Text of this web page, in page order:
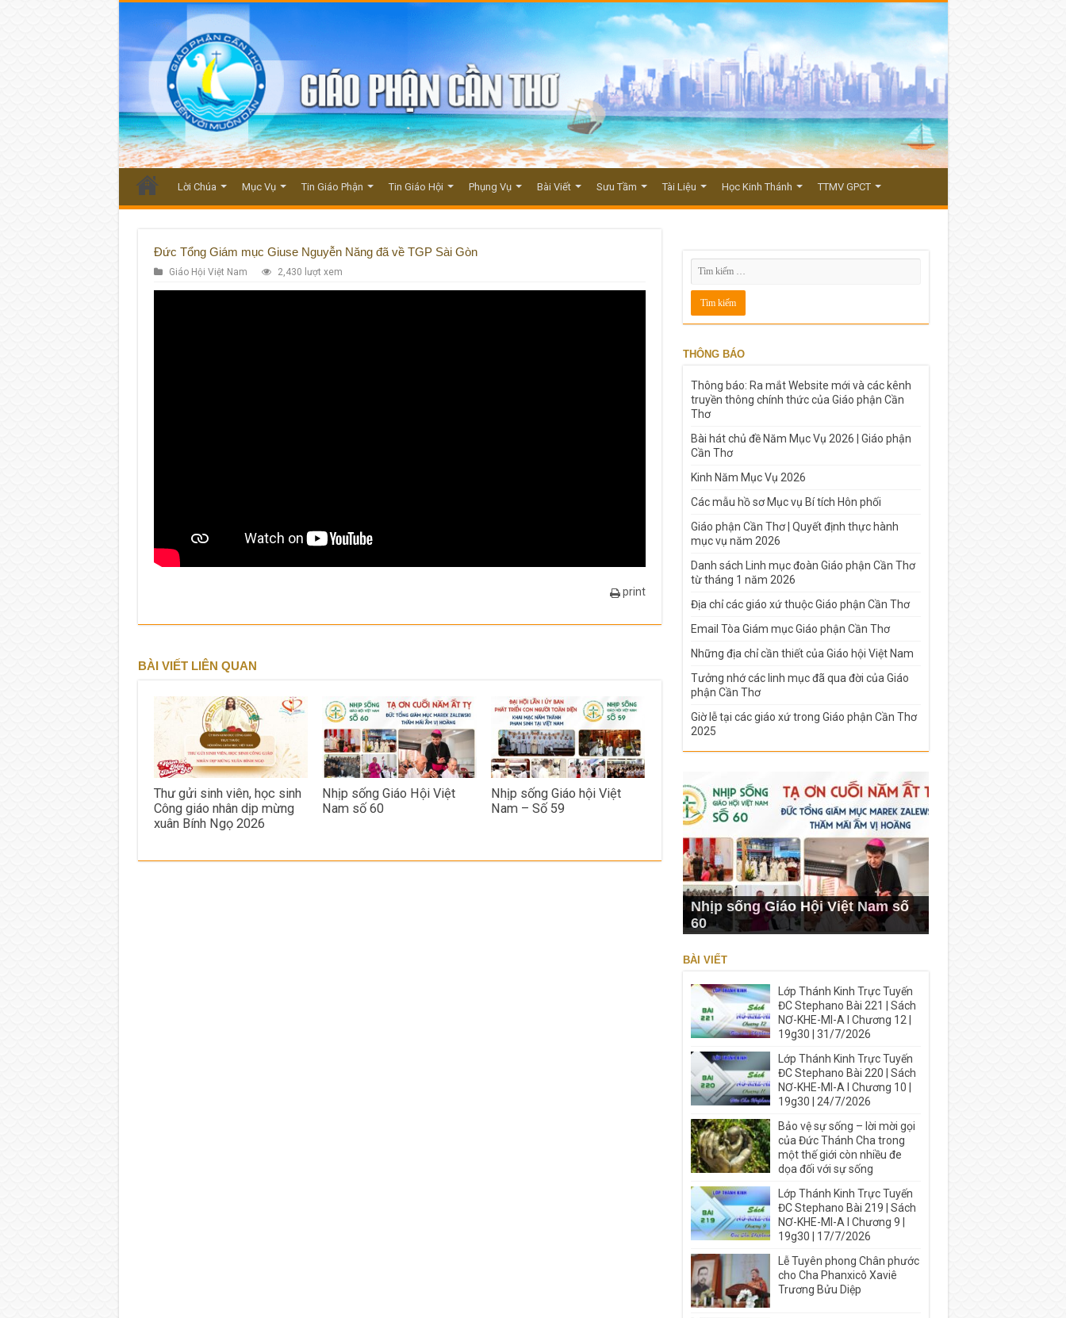
Lời Chúa Mục Vụ Tin Giáo Phận Tin Giáo Hội Phụng Vụ Bài Viết Sưu Tầm Tài Liệu Học Kinh Thánh TTMV GPCT
Đức Tổng Giám mục Giuse Nguyễn Năng đã về TGP Sài Gòn
Giáo Hội Việt Nam 2,430 lượt xem
print
BÀI VIẾT LIÊN QUAN
Thư gửi sinh viên, học sinh
Công giáo nhân dịp mừng
xuân Bính Ngọ 2026
Nhịp sống Giáo Hội Việt
Nam số 60
Nhịp sống Giáo hội Việt
Nam – Số 59
THÔNG BÁO
Thông báo: Ra mắt Website mới và các kênh
truyền thông chính thức của Giáo phận Cần
Thơ
Bài hát chủ đề Năm Mục Vụ 2026 | Giáo phận
Cần Thơ
Kinh Năm Mục Vụ 2026
Các mẫu hồ sơ Mục vụ Bí tích Hôn phối
Giáo phận Cần Thơ | Quyết định thực hành
mục vụ năm 2026
Danh sách Linh mục đoàn Giáo phận Cần Thơ
từ tháng 1 năm 2026
Địa chỉ các giáo xứ thuộc Giáo phận Cần Thơ
Email Tòa Giám mục Giáo phận Cần Thơ
Những địa chỉ cần thiết của Giáo hội Việt Nam
Tưởng nhớ các linh mục đã qua đời của Giáo
phận Cần Thơ
Giờ lễ tại các giáo xứ trong Giáo phận Cần Thơ
2025
Nhịp sống Giáo Hội Việt Nam số
60
BÀI VIẾT
Lớp Thánh Kinh Trực Tuyến
ĐC Stephano Bài 221 | Sách
NƠ-KHE-MI-A I Chương 12 |
19g30 | 31/7/2026
Lớp Thánh Kinh Trực Tuyến
ĐC Stephano Bài 220 | Sách
NƠ-KHE-MI-A I Chương 10 |
19g30 | 24/7/2026
Bảo vệ sự sống – lời mời gọi
của Đức Thánh Cha trong
một thế giới còn nhiều đe
dọa đối với sự sống
Lớp Thánh Kinh Trực Tuyến
ĐC Stephano Bài 219 | Sách
NƠ-KHE-MI-A I Chương 9 |
19g30 | 17/7/2026
Lễ Tuyên phong Chân phước
cho Cha Phanxicô Xaviê
Trương Bửu Diệp